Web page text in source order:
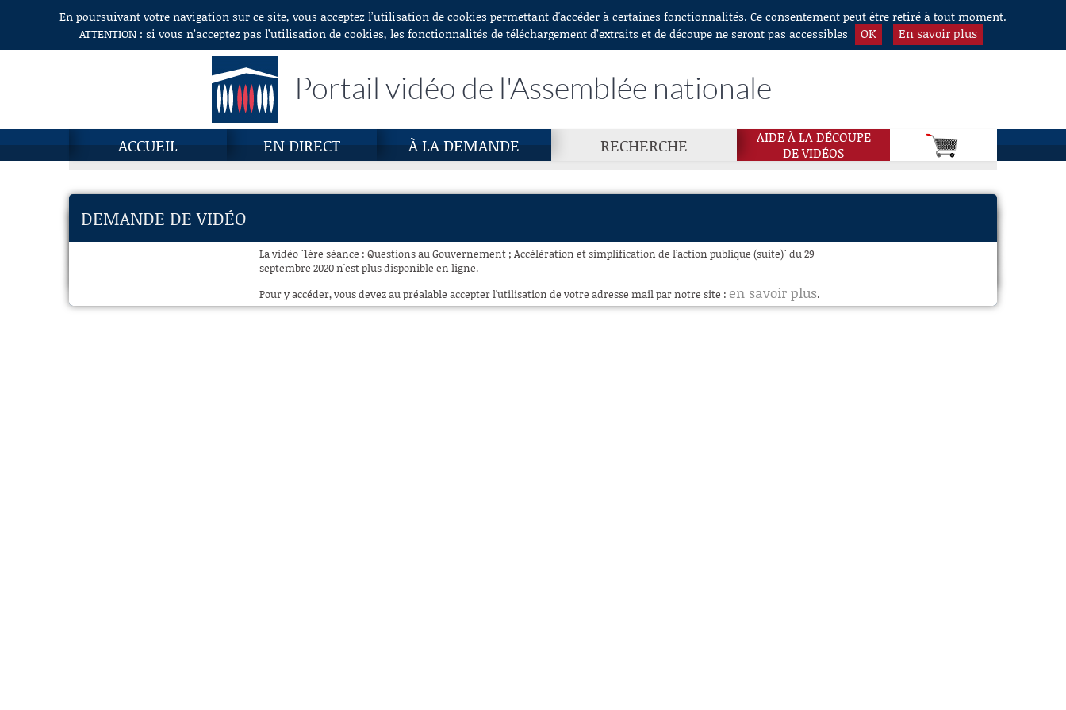
Aller au contenuEn poursuivant votre navigation sur ce site, vous acceptez l’utilisation de cookies permettant d'accéder à certaines fonctionnalités. Ce consentement peut être retiré à tout moment.
ATTENTION : si vous n’acceptez pas l’utilisation de cookies, les fonctionnalités de téléchargement d’extraits et de découpe ne seront pas accessibles
OK En savoir plus
Portail vidéo de l'Assemblée nationale
ACCUEIL EN DIRECT À LA DEMANDE RECHERCHE
AIDE À LA DÉCOUPE
DE VIDÉOS
DEMANDE DE VIDÉO
La vidéo "1ère séance : Questions au Gouvernement ; Accélération et simplification de l’action publique (suite)" du 29
septembre 2020 n'est plus disponible en ligne.
Pour y accéder, vous devez au préalable accepter l'utilisation de votre adresse mail par notre site : en savoir plus.